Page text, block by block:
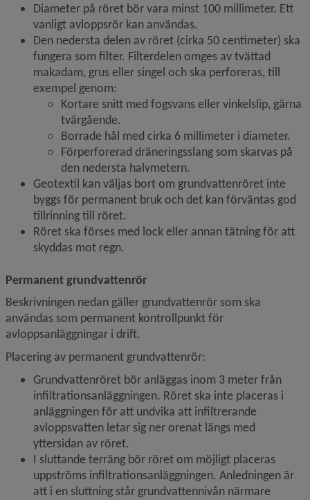
Diameter på röret bör vara minst 100 millimeter. Ett
vanligt avloppsrör kan användas.
Den nedersta delen av röret (cirka 50 centimeter) ska
fungera som filter. Filterdelen omges av tvättad
makadam, grus eller singel och ska perforeras, till
exempel genom:
Kortare snitt med fogsvans eller vinkelslip, gärna
tvärgående.
Borrade hål med cirka 6 millimeter i diameter.
Förperforerad dräneringsslang som skarvas på
den nedersta halvmetern.
Geotextil kan väljas bort om grundvattenröret inte
byggs för permanent bruk och det kan förväntas god
tillrinning till röret.
Röret ska förses med lock eller annan tätning för att
skyddas mot regn.
Permanent grundvattenrör
Beskrivningen nedan gäller grundvattenrör som ska
användas som permanent kontrollpunkt för
avloppsanläggningar i drift.
Placering av permanent grundvattenrör:
Grundvattenröret bör anläggas inom 3 meter från
infiltrationsanläggningen. Röret ska inte placeras i
anläggningen för att undvika att infiltrerande
avloppsvatten letar sig ner orenat längs med
yttersidan av röret.
I sluttande terräng bör röret om möjligt placeras
uppströms infiltrationsanläggningen. Anledningen är
att i en sluttning står grundvattennivån närmare